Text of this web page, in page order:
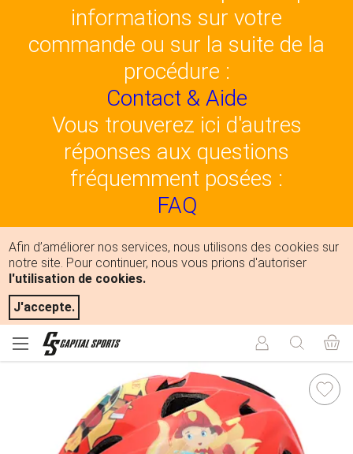
informations sur votre
commande ou sur la suite de la
procédure :
Contact & Aide
Vous trouverez ici d'autres
réponses aux questions
fréquemment posées :
FAQ
Afin d’améliorer nos services, nous utilisons des cookies sur
notre site. Pour continuer, nous vous prions d'autoriser
l'utilisation de cookies.
J'accepte.